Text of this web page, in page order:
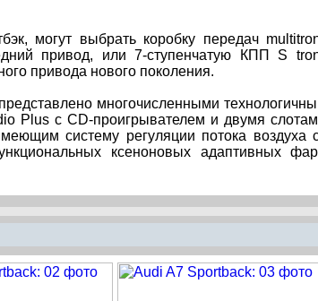
могут выбрать коробку передач
привод, или 7-ступенчатую КПП S
привода нового поколения.
многочисленными
Plus с CD-проигрывателем и двумя
систему регуляции потока воздуха
ксеноновых адаптивных